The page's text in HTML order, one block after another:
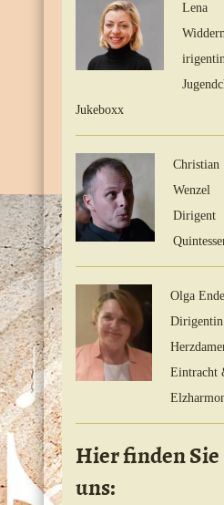
Lena
Jukeboxx
Christian
Wenzel
Dirigent
Olga
Dirigentin
Eintracht
Hier finden Sie
uns: